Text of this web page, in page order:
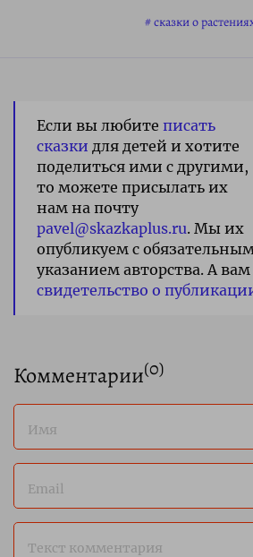
сказки о
Если вы любите писать
сказки для детей и хотите
поделиться ими с другими,
то можете присылать их
нам на почту
pavel@skazkaplus.ru. Мы их
опубликуем с
указанием авторства. А
свидетельство о
Комментарии(0)
Имя
Email
Текст комментария